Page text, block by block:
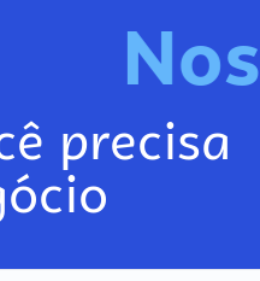
Nos
precisa